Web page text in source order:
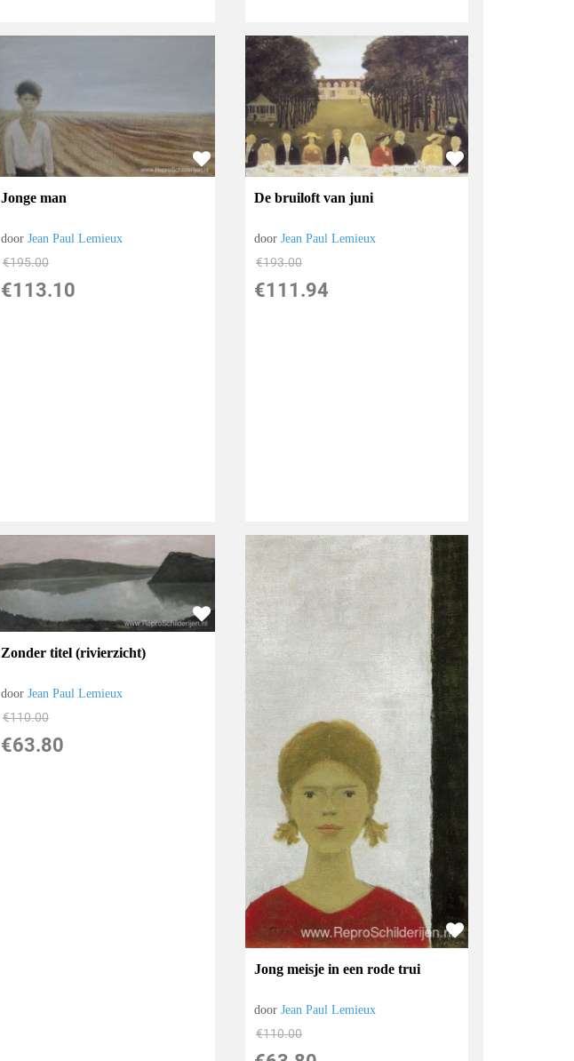
Jonge man
doorJean Paul Lemieux
€195.00
€113.10
De bruiloft van juni
doorJean Paul Lemieux
€193.00
€111.94
Zonder titel (rivierzicht)
doorJean Paul Lemieux
€110.00
€63.80
Jong meisje in een rode trui
doorJean Paul Lemieux
€110.00